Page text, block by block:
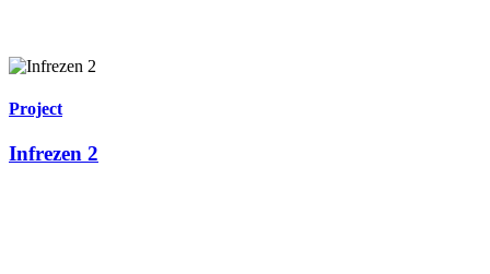
Project
Infrezen 2